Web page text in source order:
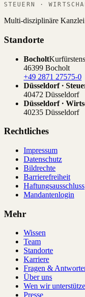
STEUERN ·
Multi-disziplinäre
Standorte
Bocholt
46399 Bocholt
+49 2871 27575-0
Düsseldorf ·
40472 Düsseldorf
Düsseldorf ·
40235 Düsseldorf
Rechtliches
Impressum
Datenschutz
Bildrechte
Barrierefreiheit
Haftungsausschluss
Mandantenlogin
Mehr
Wissen
Team
Standorte
Karriere
Fragen &
Über uns
Wen wir
Presse